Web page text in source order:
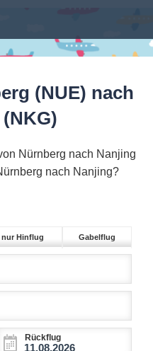
(NUE) nach
Nürnberg nach Nanjing
nach Nanjing?
nur Hinflug Gabelflug
Rückflug